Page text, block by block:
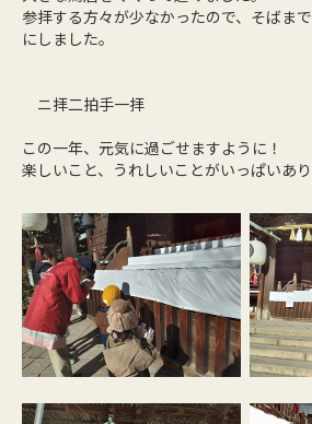
参拝する方々が少なかったので、そばま
にしました。
ニ拝二拍手一拝
この一年、元気に過ごせますように！
楽しいこと、うれしいことがいっぱいあ